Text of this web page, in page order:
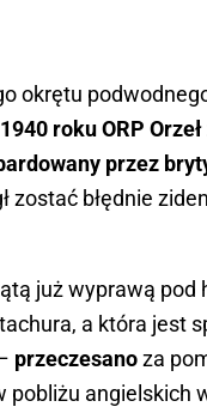
okrętu
roku ORP
przez
zostać błędnie
już wyprawą pod
a która jest
przeczesanoza
pobliżu angielskich